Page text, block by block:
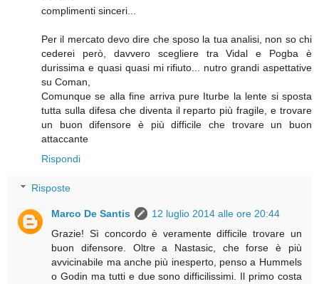
complimenti sinceri...
Per il mercato devo dire che sposo la tua analisi, non so chi
cederei però, davvero scegliere tra Vidal e Pogba è
durissima e quasi quasi mi rifiuto... nutro grandi aspettative
su Coman,
Comunque se alla fine arriva pure Iturbe la lente si sposta
tutta sulla difesa che diventa il reparto più fragile, e trovare
un buon difensore è più difficile che trovare un buon
attaccante
Rispondi
Risposte
Marco De Santis
12 luglio 2014 alle ore 20:44
Grazie! Sì concordo è veramente difficile trovare un
buon difensore. Oltre a Nastasic, che forse è più
avvicinabile ma anche più inesperto, penso a Hummels
o Godin ma tutti e due sono difficilissimi. Il primo costa